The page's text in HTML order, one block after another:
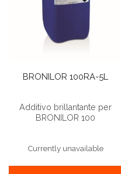
BRONILOR 100RA-5L
Additivo brillantante per
BRONILOR 100
Currently unavailable